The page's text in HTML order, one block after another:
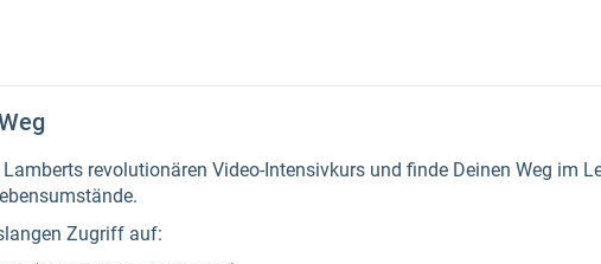
revolutionären Video-Intensivkurs und finde Deinen Weg im
Zugriff auf: